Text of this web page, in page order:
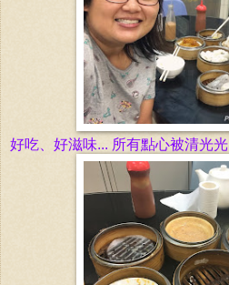
好吃、好滋味... 所有點心被清光光